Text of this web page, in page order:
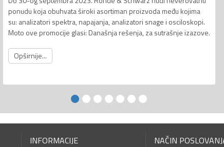
ponudu koja obuhvata široki asortiman proizvoda među kojima
su: analizatori spektra, napajanja, analizatori snage i osciloskopi.
Moto ove promocije glasi: Današnja rešenja, za sutrašnje izazove.
Opširnije...
INFORMACIJE NAČIN